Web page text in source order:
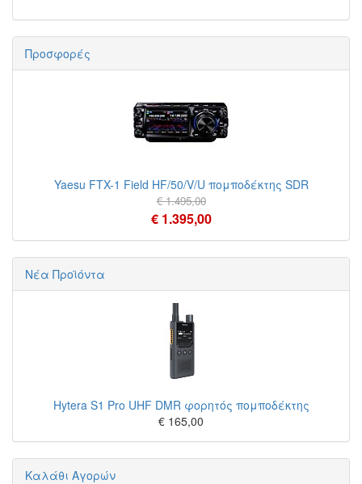
Προσφορές
Yaesu FTX-1 Field HF/50/V/U πομποδέκτης SDR
€ 1.495,00
€ 1.395,00
Νέα Προϊόντα
Hytera S1 Pro UHF DMR φορητός πομποδέκτης
€ 165,00
Καλάθι Αγορών